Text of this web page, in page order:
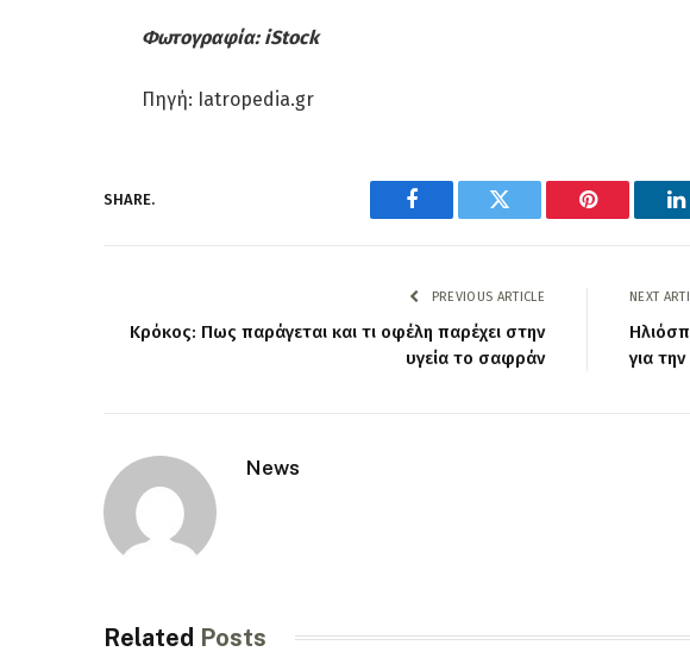
Φωτογραφία: iStock
Πηγή: Iatropedia.gr
SHARE.
Facebook Twitter Pinterest
PREVIOUS ARTICLE
Κρόκος: Πως παράγεται και τι οφέλη παρέχει στην
υγεία το σαφράν
NEXT
για
News
Related Posts